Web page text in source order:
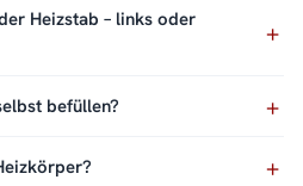
Heizstab – links oder
befüllen?